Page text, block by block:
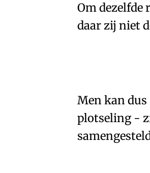
Om dezelfde
daar zij niet
Men kan
plotseling -